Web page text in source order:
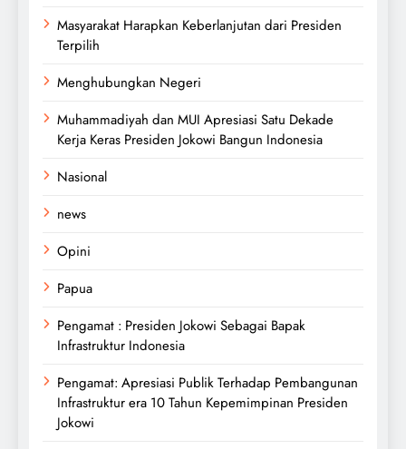
Masyarakat Harapkan Keberlanjutan dari Presiden
Terpilih
Menghubungkan Negeri
Muhammadiyah dan MUI Apresiasi Satu Dekade
Kerja Keras Presiden Jokowi Bangun Indonesia
Nasional
news
Opini
Papua
Pengamat : Presiden Jokowi Sebagai Bapak
Infrastruktur Indonesia
Pengamat: Apresiasi Publik Terhadap Pembangunan
Infrastruktur era 10 Tahun Kepemimpinan Presiden
Jokowi